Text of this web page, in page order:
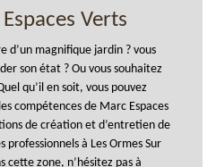
Verts
d’un magnifique jardin ? vous
son état ? Ou vous souhaitez
qu’il en soit, vous pouvez
compétences de Marc Espaces
de création et d’entretien de
à Les Ormes Sur
cette zone, n’hésitez pas à